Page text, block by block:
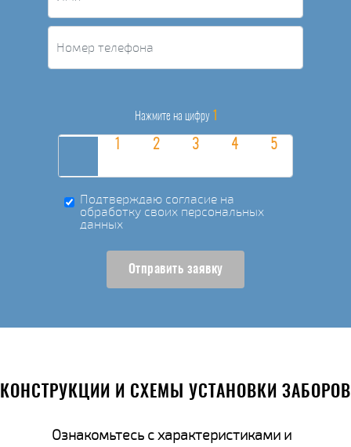
Нажмите на цифру 1
Подтверждаю согласие на
обработку своих персональных
данных
Отправить заявку
КОНСТРУКЦИИ И СХЕМЫ УСТАНОВКИ ЗАБОРОВ
Ознакомьтесь с характеристиками и